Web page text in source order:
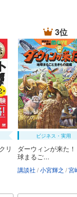
リ
3位
ビジネス・実用
ダーウィンが来た
球まるご...
講談社 小宮輝之 宮崎